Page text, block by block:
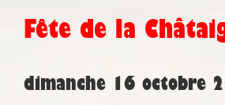
Fête de la
dimanche 16 octobre